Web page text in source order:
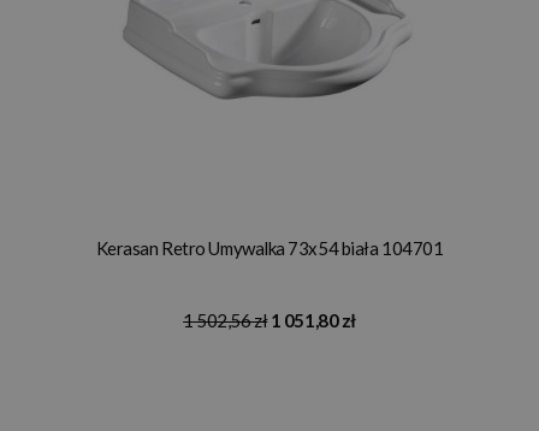
Kerasan Retro Umywalka 73x54 biała 104701
1 502,56 zł 1 051,80 zł